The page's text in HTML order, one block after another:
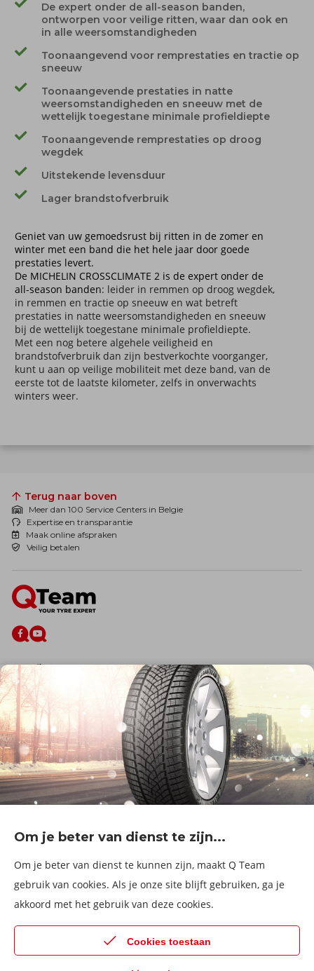
Om je beter van dienst te zijn...
Om je beter van dienst te kunnen zijn, maakt Q Team
gebruik van cookies. Als je onze site blijft gebruiken, ga je
akkoord met het gebruik van deze cookies.
Cookies toestaan
De expert onder de all-season banden,
ontworpen voor veilige ritten, waar dan ook en
in alle weersomstandigheden
Toonaangevend voor remprestaties en tractie op
sneeuw
Toonaangevende prestaties in natte
weersomstandigheden en sneeuw met de
wettelijk toegestane minimale profieldiepte
Toonaangevende remprestaties op droog
wegdek
Uitstekende levensduur
Lager brandstofverbruik
Geniet van uw gemoedsrust bij ritten in de zomer en
winter met een band die het hele jaar door goede
prestaties levert.
De MICHELIN CROSSCLIMATE 2 is de expert onder de
all-season banden: leider in remmen op droog wegdek,
in remmen en tractie op sneeuw en wat betreft
prestaties in natte weersomstandigheden en sneeuw
bij de wettelijk toegestane minimale profieldiepte.
Met een nog betere algehele veiligheid en
brandstofverbruik dan zijn bestverkochte voorganger,
kunt u aan op veilige mobiliteit met deze band, van de
eerste tot de laatste kilometer, zelfs in onverwachts
winters weer.
Terug naar boven
Meer dan 100 Service Centers in Belgie
Expertise en transparantie
Maak online afspraken
Veilig betalen
De firma
Wie zijn wij?
Blog
Onze dienstverlening
Banden
Velgen
Diensten
Afspraak Maken
Informatie over
Professionele voertuigen
B2Bassistance
Werken bij QTeam
Maak een afspraak
Kies een service center
© 2026 Q Team